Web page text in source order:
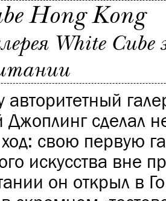
Hong Kong
White Cube
Джоплинг сделал
свою первую
искусства вне
он открыл в